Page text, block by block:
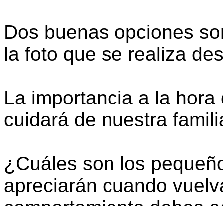
Dos buenas opciones
la foto que se realiza
La importancia a la
cuidará de nuestra
¿Cuáles son los
apreciarán cuando